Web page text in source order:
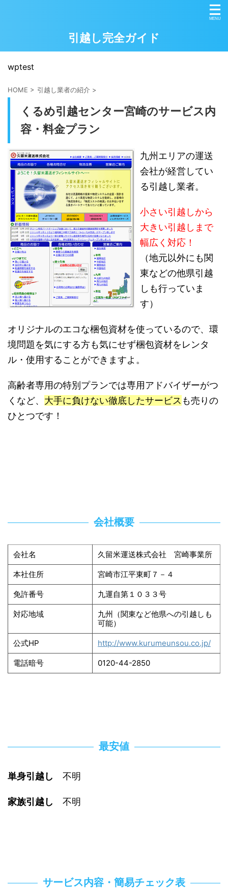
引越し完全ガイド
wptest
HOME > 引越し業者の紹介 >
くるめ引越センター宮崎のサービス内
容・料金プラン
九州エリアの運送
会社が経営してい
る引越し業者。
小さい引越しから
大きい引越しまで
幅広く対応！
（地元以外にも関
東などの他県引越
しも行っていま
す）
オリジナルのエコな梱包資材を使っているので、環
境問題を気にする方も気にせず梱包資材をレンタ
ル・使用することができますよ。
高齢者専用の特別プランでは専用アドバイザーがつ
くなど、 大手に負けない徹底したサービス も売りの
ひとつです！
会社概要
会社名 久留米運送株式会社 宮崎事業所
本社住所 宮崎市江平東町７－４
免許番号 九運自第１０３３号
対応地域
九州（関東など他県への引越しも
可能）
公式HP http://www.kurumeunsou.co.jp/
電話暗号 0120-44-2850
最安値
単身引越し 不明
家族引越し 不明
サービス内容・簡易チェック表